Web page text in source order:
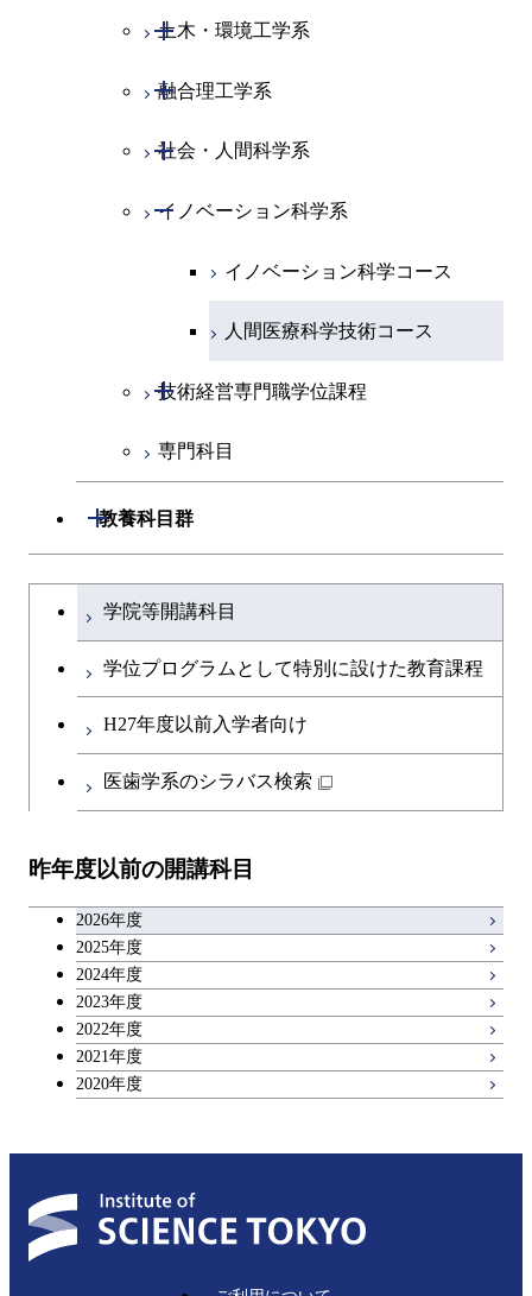
ース
原子核工学コース
人間医療科学技術コース
超スマート社会卓越コース
ライフエンジニアリングコ
ース
人間医療科学技術コース
超スマート社会卓越コース
エンジニアリングデザイン
ース
原子核工学コース
人間医療科学技術コース
物質・情報卓越コース
ース
原子核工学コース
地球生命コース
人間医療科学技術コース
物質・情報卓越コース
ース
知能情報コース
エネルギー・情報コース
人間医療科学技術コース
物質・情報卓越コース
超スマート社会卓越コース
ライフエンジニアリングコ
建築学コース
エンジニアリングデザイン
土木・環境工学系
開閉
土木工学コース
エンジニアリングデザイン
融合理工学系
開閉
地球環境共創コース
エネルギーコース
エネルギー・情報コース
エンジニアリングデザイン
物質・情報卓越コース
社会・人間科学系
開閉
社会・人間科学コース
超スマート社会卓越コース
イノベーション科学系
開閉
イノベーション科学コース
人間医療科学技術コース
技術経営専門職学位課程
開閉
技術経営専門職学位課程
専門科目
教養科目群
開閉
文系教養科目
英語科目
第二外国語科目
キャリア科目
大学院課程を切り替える
学院等開講科目
学位プログラムとして特別に設けた教育課程
H27年度以前入学者向け
医歯学系のシラバス検索
昨年度以前の開講科目
2026年度
2025年度
2024年度
2023年度
2022年度
2021年度
2020年度